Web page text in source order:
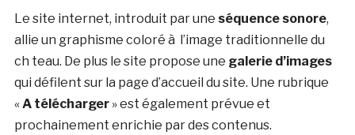
Le site internet, introduit par une séquence sonore,
allie un graphisme coloré à l’image traditionnelle du
ch teau. De plus le site propose une galerie d’images
qui défilent sur la page d’accueil du site. Une rubrique
« A télécharger» est également prévue et
prochainement enrichie par des contenus.